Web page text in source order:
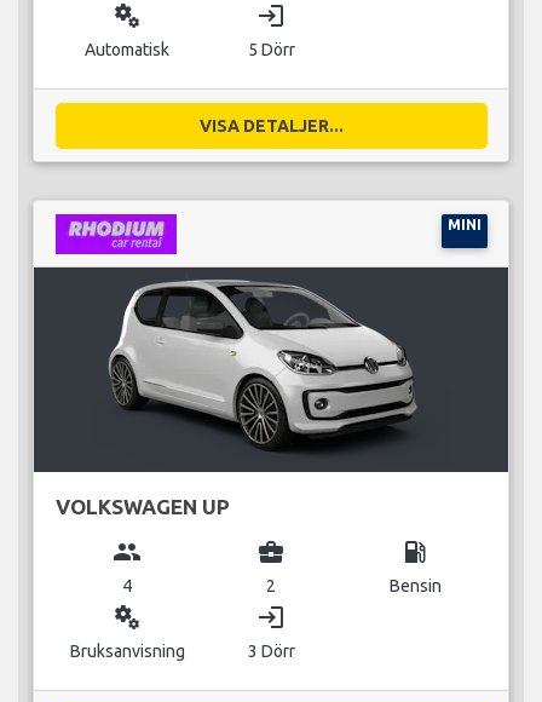
miscellaneous_services
Automatisk
login
5 Dörr
VISA DETALJER...
MINI
VOLKSWAGEN UP
group
4
business_center
2
local_gas_station
Bensin
miscellaneous_services
Bruksanvisning
login
3 Dörr